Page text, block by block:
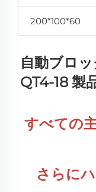
200*100*60
自動ブロ
QT4-18 製
すべての
さらに